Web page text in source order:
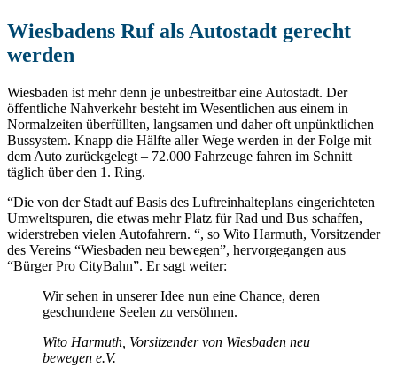
Wiesbadens Ruf als Autostadt gerecht
werden
Wiesbaden ist mehr denn je unbestreitbar eine Autostadt. Der
öffentliche Nahverkehr besteht im Wesentlichen aus einem in
Normalzeiten überfüllten, langsamen und daher oft unpünktlichen
Bussystem. Knapp die Hälfte aller Wege werden in der Folge mit
dem Auto zurückgelegt – 72.000 Fahrzeuge fahren im Schnitt
täglich über den 1. Ring.
“Die von der Stadt auf Basis des Luftreinhalteplans eingerichteten
Umweltspuren, die etwas mehr Platz für Rad und Bus schaffen,
widerstreben vielen Autofahrern. “, so Wito Harmuth, Vorsitzender
des Vereins “Wiesbaden neu bewegen”, hervorgegangen aus
“Bürger Pro CityBahn”. Er sagt weiter:
Wir sehen in unserer Idee nun eine Chance, deren
geschundene Seelen zu versöhnen.
Wito Harmuth, Vorsitzender von Wiesbaden neu
bewegen e.V.